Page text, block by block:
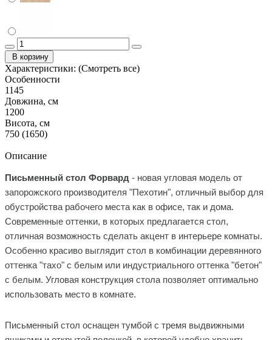
В корзину
Характеристики: (Смотреть все)
Особенности
1145
Довжина, см
1200
Висота, см
750 (1650)
Описание
Письменный стол Форвард - новая угловая модель от
запорожского производителя "Пехотин", отличный выбор для
обустройства рабочего места как в офисе, так и дома.
Современные оттенки, в которых предлагается стол,
отличная возможность сделать акцент в интерьере комнаты.
Особенно красиво выглядит стол в комбинации деревянного
оттенка "тахо" с белым или индустриального оттенка "бетон"
с белым. Угловая конструкция стола позволяет оптимально
использовать место в комнате.
Письменный стол оснащен тумбой с тремя выдвижными